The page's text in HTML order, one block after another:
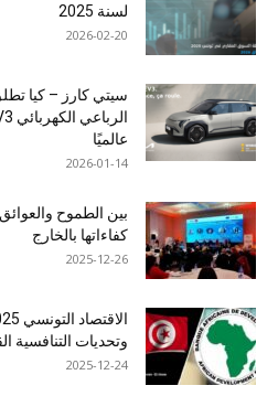
لسنة 2025
2026-02-20
سيتي كارز – كيا
عالميًا
2026-01-14
بين الطموح
كفاءاتها بالخارج
2025-12-26
وتحديات التنافسية
2025-12-24